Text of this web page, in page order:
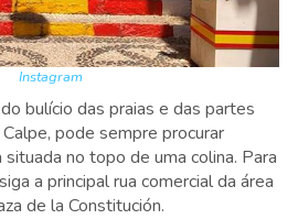
Instagram
bulício das praias e das partes
pode sempre procurar
no topo de uma colina. Para
a principal rua comercial da área
de la Constitución.